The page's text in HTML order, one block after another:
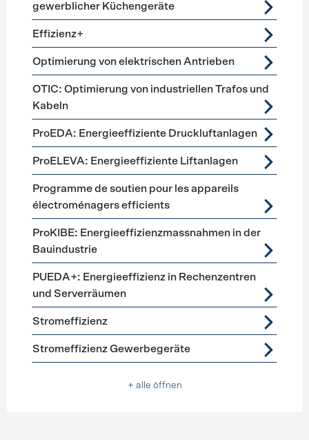
gewerblicher Küchengeräte
Effizienz+
Optimierung von elektrischen Antrieben
OTIC: Optimierung von industriellen Trafos und
Kabeln
ProEDA: Energieeffiziente Druckluftanlagen
ProELEVA: Energieeffiziente Liftanlagen
Programme de soutien pour les appareils
électroménagers efficients
ProKIBE: Energieeffizienzmassnahmen in der
Bauindustrie
PUEDA+: Energieeffizienz in Rechenzentren
und Serverräumen
Stromeffizienz
Stromeffizienz Gewerbegeräte
+ alle öffnen